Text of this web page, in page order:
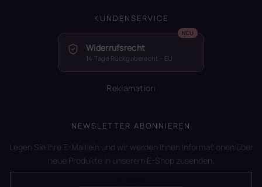
KUNDENSERVICE
Widerrufsrecht
14 Tage Rückgaberecht – EU
Reklamation
NEWSLETTER ABONNIEREN
Legen Sie Ihre E-Mail ein und wir werden Ihnen Informationen über
neue Produkte in unserem E-Shop zusenden.